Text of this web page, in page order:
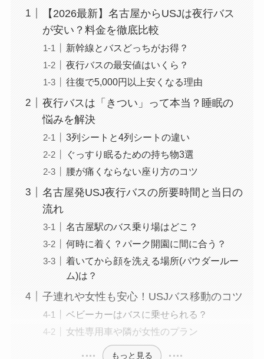
【2026最新】名古屋からUSJは夜行バス
が安い？料金を徹底比較
新幹線とバスどっちがお得？
夜行バスの最安値はいくら？
往復で5,000円以上安くなる理由
夜行バスは「きつい」って本当？睡眠の
悩みを解決
3列シートと4列シートの違い
ぐっすり眠るための持ち物3選
腰が痛くならない座り方のコツ
名古屋発USJ夜行バスの所要時間と当日の
流れ
名古屋駅のバス乗り場はどこ？
何時に着く？パーク開園に間に合う？
着いてから顔を洗える場所(パウダールー
ム)は？
子連れや女性も安心！USJバス移動のコツ
ベビーカーはバスに乗せられる？
女性専用車や隣が女性のプラン
もっと見る